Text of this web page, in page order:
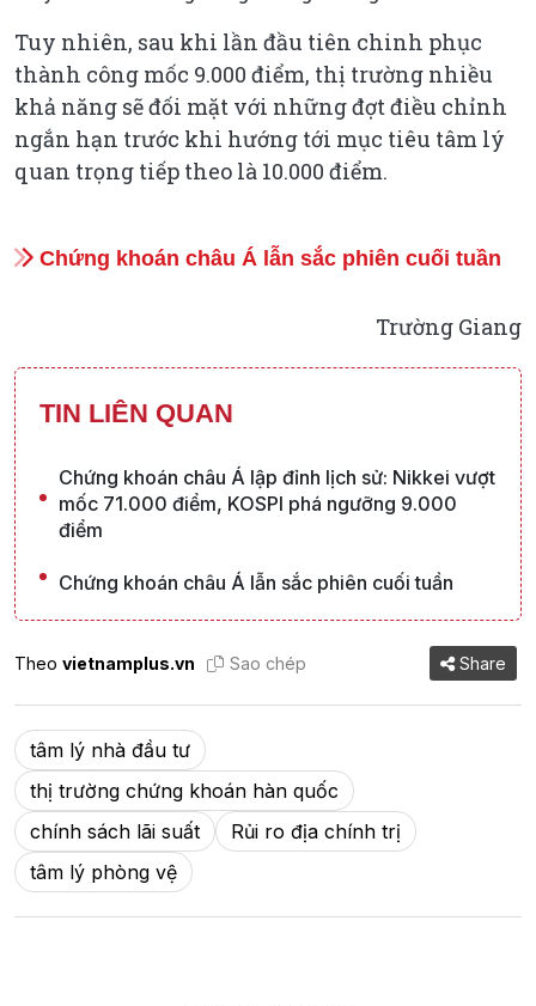
Tuy nhiên, sau khi lần đầu tiên chinh phục
thành công mốc 9.000 điểm, thị trường nhiều
khả năng sẽ đối mặt với những đợt điều chỉnh
ngắn hạn trước khi hướng tới mục tiêu tâm lý
quan trọng tiếp theo là 10.000 điểm.
Chứng khoán châu Á lẫn sắc phiên cuối tuần
Trường Giang
TIN LIÊN QUAN
Chứng khoán châu Á lập đỉnh lịch sử: Nikkei vượt
mốc 71.000 điểm, KOSPI phá ngưỡng 9.000
điểm
Chứng khoán châu Á lẫn sắc phiên cuối tuần
Theo vietnamplus.vn Sao chép Share
tâm lý nhà đầu tư
thị trường chứng khoán hàn quốc
chính sách lãi suất
Rủi ro địa chính trị
tâm lý phòng vệ